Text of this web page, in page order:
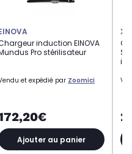
induction EINOVA
Pro stérilisateur
et expédié par Zoomici
Ajouter au panier